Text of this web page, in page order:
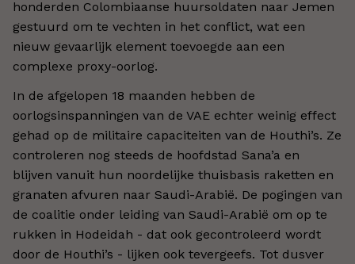
honderden Colombiaanse huursoldaten naar Jemen
gestuurd om te vechten in het conflict, wat een
nieuw gevaarlijk element toevoegde aan een
complexe proxy-oorlog.
In de afgelopen 18 maanden hebben de
oorlogsinspanningen van de VAE echter weinig effect
gehad op de militaire capaciteiten van de Houthi’s. Ze
controleren nog steeds de hoofdstad Sana’a en
blijven vanuit hun noordelijke thuisbasis raketten en
granaten afvuren naar Saudi-Arabië. De pogingen van
de coalitie onder leiding van Saudi-Arabië om op te
rukken in Hodeidah - dat ook gecontroleerd wordt
door de Houthi’s - lijken ook tevergeefs. Tot dusver